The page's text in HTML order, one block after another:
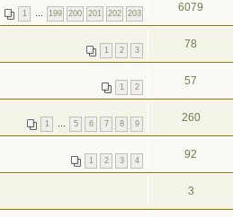
1 … 199 200 201 202 203 6079
1 2 3 78
1 2 57
1 … 5 6 7 8 9 260
1 2 3 4 92
3